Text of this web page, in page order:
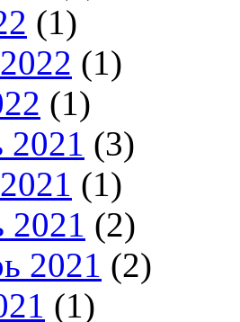
(1)
(1)
(1)
2021 (3)
(1)
2021 (2)
2021 (2)
(1)